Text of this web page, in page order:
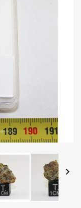
